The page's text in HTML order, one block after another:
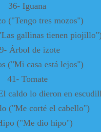
36- Iguana
("Tengo tres mozos")
gallinas tienen
Árbol de izote
("Mi casa está lejos")
41- Tomate
caldo lo dieron en
("Me corté el cabello")
("Me dio hipo")